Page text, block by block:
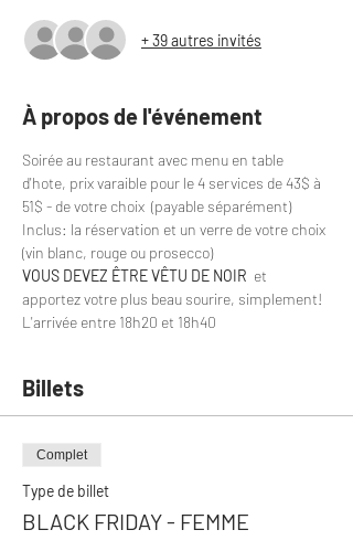
+ 39 autres invités
À propos de l'événement
Soirée au restaurant avec menu en table
d'hote, prix varaible pour le 4 services de 43$ à
51$ - de votre choix  (payable séparément)
Inclus: la réservation et un verre de votre choix
(vin blanc, rouge ou prosecco)
VOUS DEVEZ ÊTRE VÊTU DE NOIR et
apportez votre plus beau sourire, simplement!
L'arrivée entre 18h20 et 18h40
Billets
Complet
Type de billet
BLACK FRIDAY - FEMME